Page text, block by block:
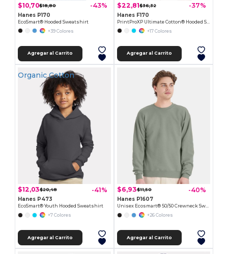
$10,70$18,80 -43%
Hanes P170
EcoSmart® Hooded Sweatshirt
+39 Colores
Agregar al Carrito
$22,81$36,32 -37%
Hanes F170
+17 Colores
Agregar al Carrito
Organic Cotton
$12,03$20,48 -41%
Hanes P473
EcoSmart® Youth Hooded Sweatshirt
+7 Colores
Agregar al Carrito
$6,93$11,50 -40%
Hanes P1607
Unisex Ecosmart® 50/50 Crewneck Sweatshirt
+26 Colores
Agregar al Carrito